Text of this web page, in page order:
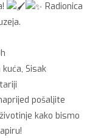
Radionica
kuća, Sisak
pošaljite
kako bismo